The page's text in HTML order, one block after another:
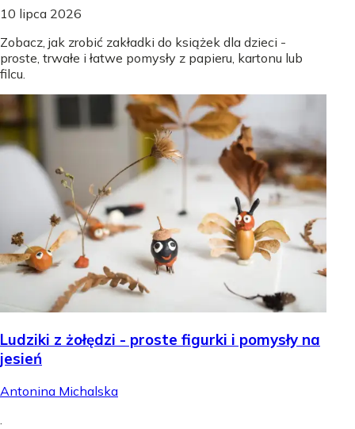
10 lipca 2026
Zobacz, jak zrobić zakładki do książek dla dzieci -
proste, trwałe i łatwe pomysły z papieru, kartonu lub
filcu.
Ludziki z żołędzi - proste figurki i pomysły na
jesień
Antonina Michalska
.